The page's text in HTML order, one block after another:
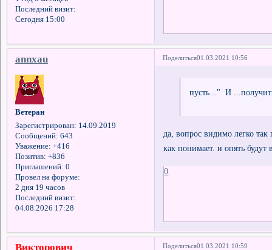
Последний визит:
Сегодня 15:00
Поделиться01.03.2021 10:56
annxau
Ветеран
Зарегистрирован: 14.09.2019
Сообщений: 643
Уважение: +416
Позитив: +836
Приглашений: 0
Провел на форуме:
2 дня 19 часов
Последний визит:
04.08.2026 17:28
пусть .." И
да, вопрос видимо легко
как понимает. и опять
0
Поделиться01.03.2021 10:59
Викторович